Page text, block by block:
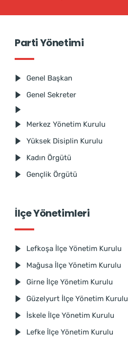
Parti Yönetimi
Genel Başkan
Genel Sekreter
Merkez Yönetim Kurulu
Yüksek Disiplin Kurulu
Kadın Örgütü
Gençlik Örgütü
İlçe Yönetimleri
Lefkoşa İlçe Yönetim Kurulu
Mağusa İlçe Yönetim Kurulu
Girne İlçe Yönetim Kurulu
Güzelyurt İlçe Yönetim Kurulu
İskele İlçe Yönetim Kurulu
Lefke İlçe Yönetim Kurulu